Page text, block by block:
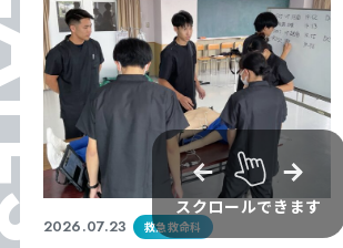
2026.07.23 救急救命科
スクロールできます